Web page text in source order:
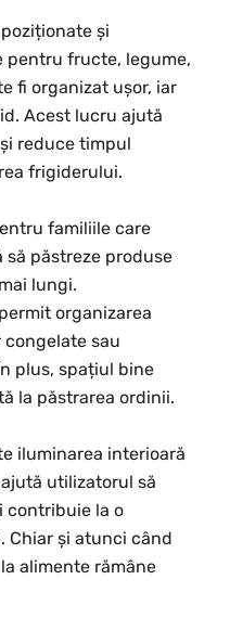
și
pentru fructe, legume,
fi organizat ușor, iar
Acest lucru ajută
reduce timpul
frigiderului.
familiile care
să păstreze produse
lungi.
organizarea
sau
plus, spațiul bine
la păstrarea ordinii.
iluminarea interioară
utilizatorul să
contribuie la o
Chiar și atunci când
alimente rămâne